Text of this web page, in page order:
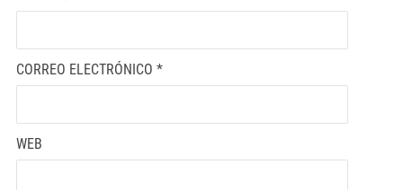
CORREO ELECTRÓNICO *
WEB